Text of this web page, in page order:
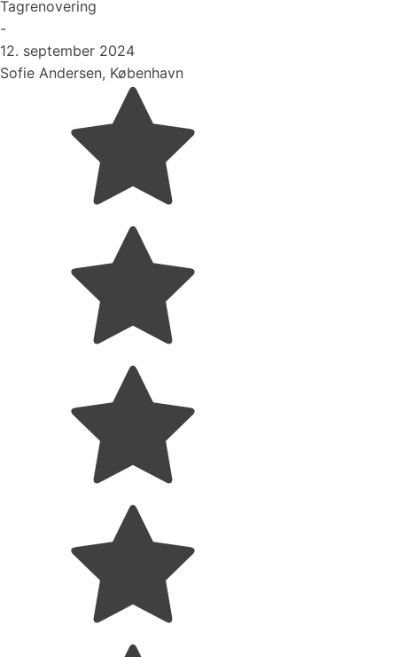
Tagrenovering
-
12. september 2024
Sofie Andersen, København